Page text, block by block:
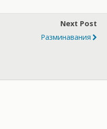
Next Post
Разминавания